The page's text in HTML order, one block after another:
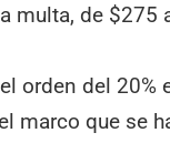
multa, de $275
orden del 20%
marco que se